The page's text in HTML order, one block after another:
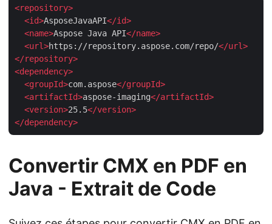
<repository>
<id>AsposeJavaAPI</id>
<name>Aspose Java API</name>
<url>https://repository.aspose.com/repo/</url>
</repository>
<dependency>
<groupId>com.aspose</groupId>
<artifactId>aspose-imaging</artifactId>
<version>25.5</version>
</dependency>
Convertir CMX en PDF en
Java - Extrait de Code